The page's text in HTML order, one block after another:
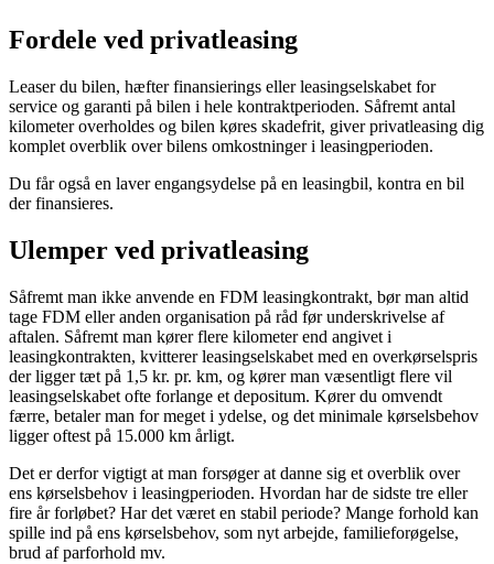
Fordele ved privatleasing
Leaser du bilen, hæfter finansierings eller leasingselskabet for
service og garanti på bilen i hele kontraktperioden. Såfremt antal
kilometer overholdes og bilen køres skadefrit, giver privatleasing dig
komplet overblik over bilens omkostninger i leasingperioden.
Du får også en laver engangsydelse på en leasingbil, kontra en bil
der finansieres.
Ulemper ved privatleasing
Såfremt man ikke anvende en FDM leasingkontrakt, bør man altid
tage FDM eller anden organisation på råd før underskrivelse af
aftalen. Såfremt man kører flere kilometer end angivet i
leasingkontrakten, kvitterer leasingselskabet med en overkørselspris
der ligger tæt på 1,5 kr. pr. km, og kører man væsentligt flere vil
leasingselskabet ofte forlange et depositum. Kører du omvendt
færre, betaler man for meget i ydelse, og det minimale kørselsbehov
ligger oftest på 15.000 km årligt.
Det er derfor vigtigt at man forsøger at danne sig et overblik over
ens kørselsbehov i leasingperioden. Hvordan har de sidste tre eller
fire år forløbet? Har det været en stabil periode? Mange forhold kan
spille ind på ens kørselsbehov, som nyt arbejde, familieforøgelse,
brud af parforhold mv.